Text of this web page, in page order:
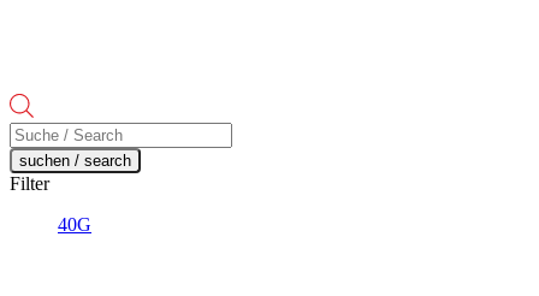
Products
search
suchen / search
Filter
40G